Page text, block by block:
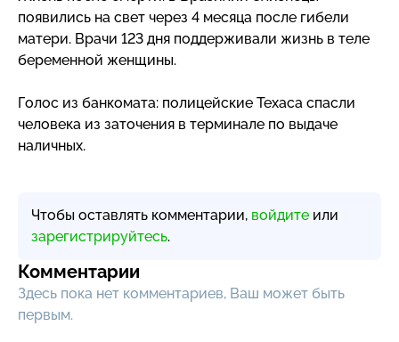
появились на свет через 4 месяца после гибели
матери. Врачи 123 дня поддерживали жизнь в теле
беременной женщины.
Голос из банкомата: полицейские Техаса спасли
человека из заточения в терминале по выдаче
наличных.
Чтобы оставлять комментарии, войдите или
зарегистрируйтесь.
Комментарии
Здесь пока нет комментариев, Ваш может быть
первым.